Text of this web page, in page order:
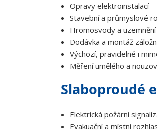
Opravy elektroinstalací
Stavební a průmyslové
Hromosvody a uzemnění
Dodávka a montáž
Výchozí, pravidelné i
Měření umělého a
​Slaboproudé
Elektrická požární
Evakuační a místní